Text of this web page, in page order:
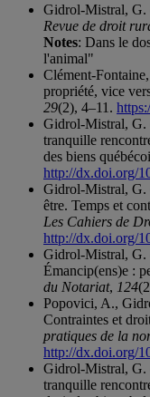
Gidrol-Mistral, G.
Revue de droit
Notes: Dans le
l'animal"
Clément-
propriété, vice
29(2), 4–11.
Gidrol-Mistral, G.
tranquille
des biens
http://dx.doi.org/
Gidrol-Mistral, G.
être. Temps et
Les Cahiers de
http://dx.doi.org/
Gidrol-Mistral, G.
Émancip(ens)e :
du Notariat, 124
Popovici, A.,
Contraintes et
pratiques de la
http://dx.doi.org/
Gidrol-Mistral, G.
tranquille